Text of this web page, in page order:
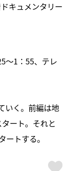
キュメンタリー
〜1：55、テレ
いく。前編は地
ート。それと
ートする。